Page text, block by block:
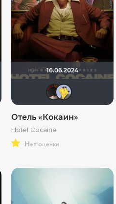
Peanutbutter
16.06.2024
Отель «Кокаин»
Hotel Cocaine
нет оценки